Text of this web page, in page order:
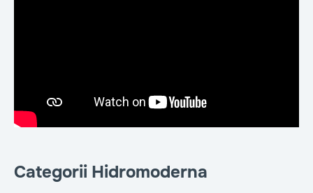
Categorii Hidromoderna